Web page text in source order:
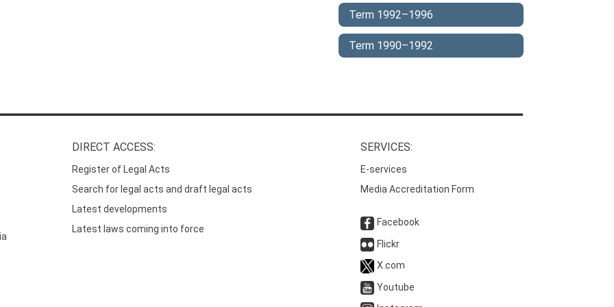
Term 1992–1996
Term 1990–1992
DIRECT ACCESS:
Register of Legal Acts
Search for legal acts and draft legal acts
Latest developments
Latest laws coming into force
SERVICES:
E-services
Media Accreditation Form
Facebook
Flickr
X.com
Youtube